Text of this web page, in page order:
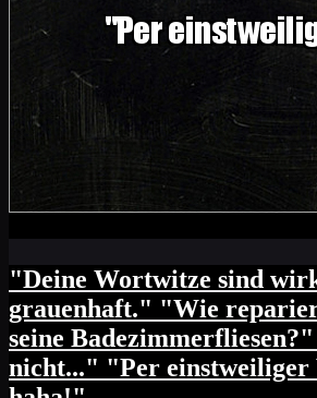
"Deine Wortwitze sind
grauenhaft." "Wie
seine
nicht..." "Per einstweiliger